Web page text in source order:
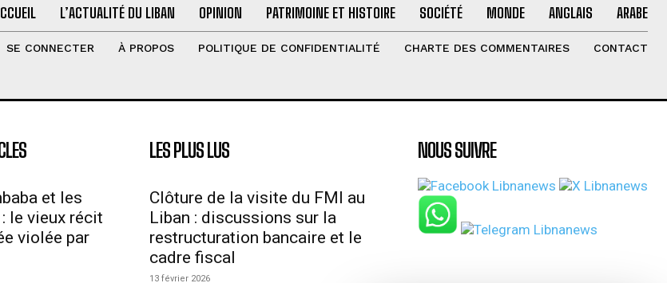
L’ACTUALITÉ DU LIBAN OPINION PATRIMOINE ET HISTOIRE SOCIÉTÉ MONDE ANGLAIS ARABE
SE CONNECTER À PROPOS POLITIQUE DE CONFIDENTIALITÉ CHARTE DES COMMENTAIRES CONTACT
et les
le vieux récit
violée par
LES PLUS LUS
Clôture de la visite du FMI au
Liban : discussions sur la
restructuration bancaire et le
cadre fiscal
13 février 2026
NOUS SUIVRE